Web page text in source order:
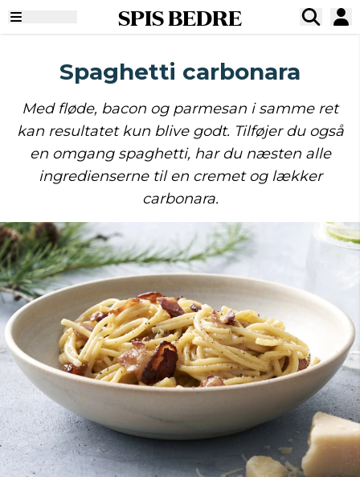
SPIS BEDRE
Spaghetti carbonara
Med fløde, bacon og parmesan i samme ret
kan resultatet kun blive godt. Tilføjer du også
en omgang spaghetti, har du næsten alle
ingredienserne til en cremet og lækker
carbonara.